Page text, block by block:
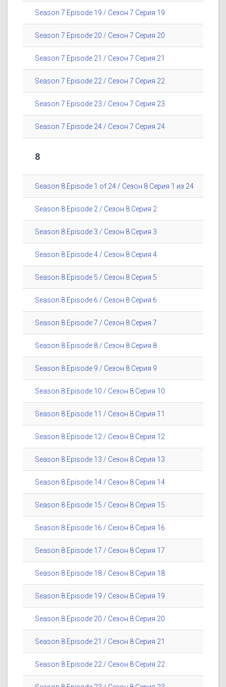
Season 7 Episode 19 / Сезон 7 Серия 19
Season 7 Episode 20 / Сезон 7 Серия 20
Season 7 Episode 21 / Сезон 7 Серия 21
Season 7 Episode 22 / Сезон 7 Серия 22
Season 7 Episode 23 / Сезон 7 Серия 23
Season 7 Episode 24 / Сезон 7 Серия 24
8
Season 8 Episode 1 of 24 / Сезон 8 Серия 1 из 24
Season 8 Episode 2 / Сезон 8 Серия 2
Season 8 Episode 3 / Сезон 8 Серия 3
Season 8 Episode 4 / Сезон 8 Серия 4
Season 8 Episode 5 / Сезон 8 Серия 5
Season 8 Episode 6 / Сезон 8 Серия 6
Season 8 Episode 7 / Сезон 8 Серия 7
Season 8 Episode 8 / Сезон 8 Серия 8
Season 8 Episode 9 / Сезон 8 Серия 9
Season 8 Episode 10 / Сезон 8 Серия 10
Season 8 Episode 11 / Сезон 8 Серия 11
Season 8 Episode 12 / Сезон 8 Серия 12
Season 8 Episode 13 / Сезон 8 Серия 13
Season 8 Episode 14 / Сезон 8 Серия 14
Season 8 Episode 15 / Сезон 8 Серия 15
Season 8 Episode 16 / Сезон 8 Серия 16
Season 8 Episode 17 / Сезон 8 Серия 17
Season 8 Episode 18 / Сезон 8 Серия 18
Season 8 Episode 19 / Сезон 8 Серия 19
Season 8 Episode 20 / Сезон 8 Серия 20
Season 8 Episode 21 / Сезон 8 Серия 21
Season 8 Episode 22 / Сезон 8 Серия 22